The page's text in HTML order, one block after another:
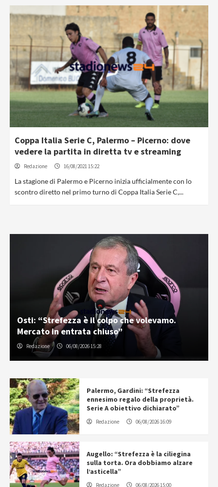
Coppa Italia Serie C, Palermo – Picerno: dove
vedere la partita in diretta tv e streaming
Redazione 16/08/2021 15:22
La stagione di Palermo e Picerno inizia ufficialmente con lo
scontro diretto nel primo turno di Coppa Italia Serie C,...
Osti: “Strefezza è il colpo che volevamo.
Mercato in entrata chiuso”
Redazione 06/08/2026 15:28
Palermo, Gardini: “Strefezza
ennesimo regalo della proprietà.
Serie A obiettivo dichiarato”
Redazione 06/08/2026 16:09
Augello: “Strefezza è la ciliegina
sulla torta. Ora dobbiamo alzare
l’asticella”
Redazione 06/08/2026 15:00